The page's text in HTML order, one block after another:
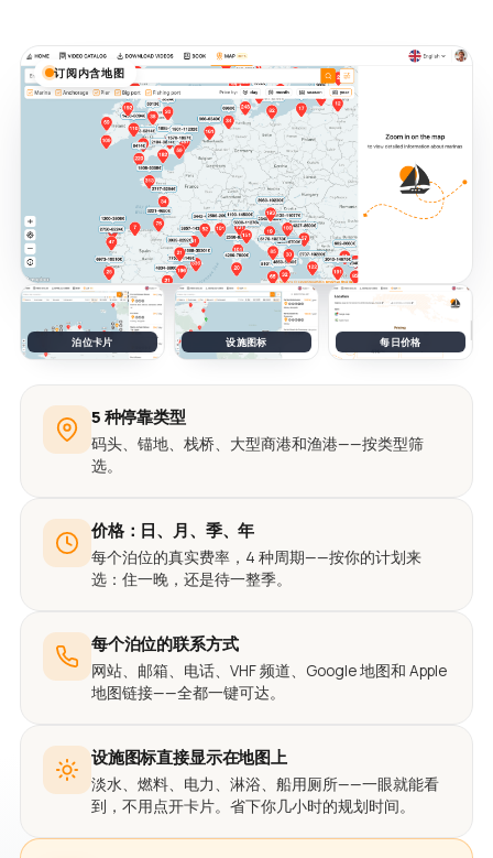
订阅内含地图
泊位卡片 设施图标 每日价格
5 种停靠类型
码头、锚地、栈桥、大型商港和渔港——按类型筛
选。
价格：日、月、季、年
每个泊位的真实费率，4 种周期——按你的计划来
选：住一晚，还是待一整季。
每个泊位的联系方式
网站、邮箱、电话、VHF 频道、Google 地图和 Apple
地图链接——全都一键可达。
设施图标直接显示在地图上
淡水、燃料、电力、淋浴、船用厕所——一眼就能看
到，不用点开卡片。省下你几小时的规划时间。